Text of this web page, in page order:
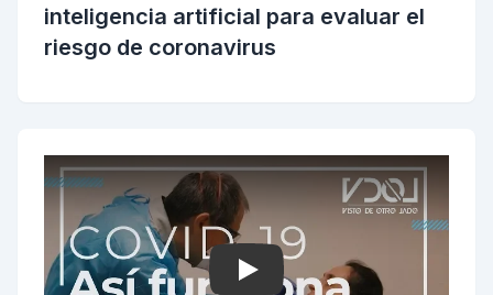
inteligencia artificial para evaluar el
riesgo de coronavirus
Play